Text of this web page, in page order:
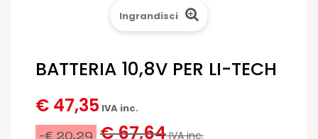
Ingrandisci
BATTERIA 10,8V PER LI-TECH
€ 47,35 IVA inc.
€ 67,64IVA inc.